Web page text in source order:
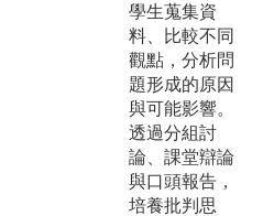
學生蒐集資
料、比較不同
觀點，分析問
題形成的原因
與可能影響。
透過分組討
論、課堂辯論
與口頭報告，
培養批判思